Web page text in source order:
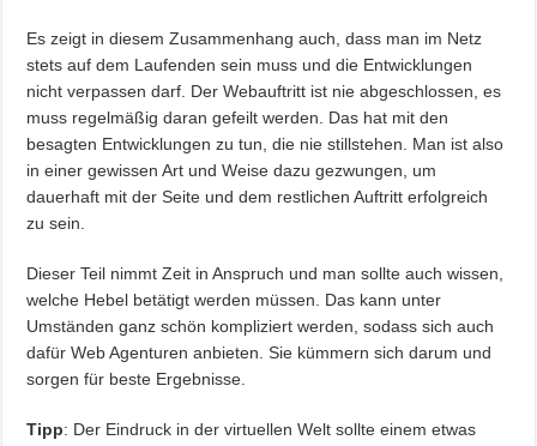
Es zeigt in diesem Zusammenhang auch, dass man im Netz
stets auf dem Laufenden sein muss und die Entwicklungen
nicht verpassen darf. Der Webauftritt ist nie abgeschlossen, es
muss regelmäßig daran gefeilt werden. Das hat mit den
besagten Entwicklungen zu tun, die nie stillstehen. Man ist also
in einer gewissen Art und Weise dazu gezwungen, um
dauerhaft mit der Seite und dem restlichen Auftritt erfolgreich
zu sein.
Dieser Teil nimmt Zeit in Anspruch und man sollte auch wissen,
welche Hebel betätigt werden müssen. Das kann unter
Umständen ganz schön kompliziert werden, sodass sich auch
dafür Web Agenturen anbieten. Sie kümmern sich darum und
sorgen für beste Ergebnisse.
Tipp: Der Eindruck in der virtuellen Welt sollte einem etwas